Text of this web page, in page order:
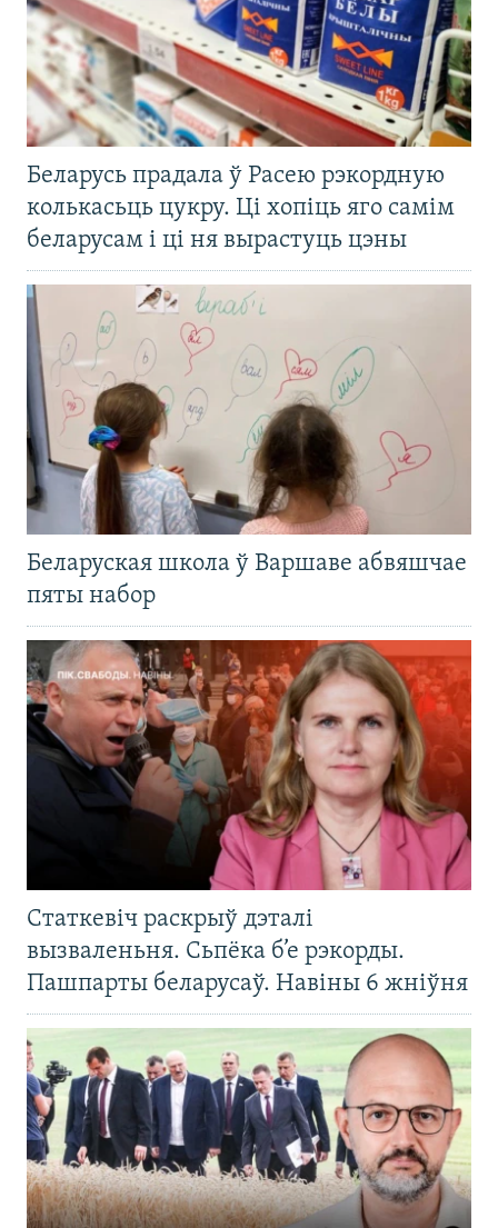
Беларусь прадала ў Расею рэкордную
колькасьць цукру. Ці хопіць яго самім
беларусам і ці ня вырастуць цэны
Беларуская школа ў Варшаве абвяшчае
пяты набор
Статкевіч раскрыў дэталі
вызваленьня. Сьпёка б’е рэкорды.
Пашпарты беларусаў. Навіны 6 жніўня